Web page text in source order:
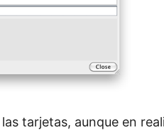
tarjetas, aunque en